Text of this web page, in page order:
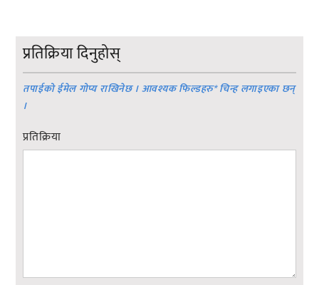
प्रतिक्रिया दिनुहोस्
तपाईको ईमेल गोप्य राखिनेछ । आवश्यक फिल्डहरु*चिन्ह लगाइएका छन्
।
प्रतिक्रिया